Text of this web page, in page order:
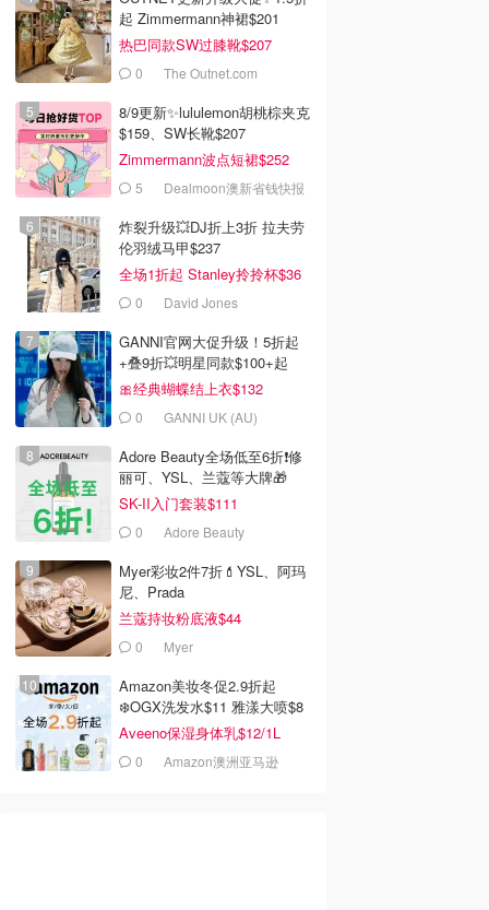
起 Zimmermann神裙$201
热巴同款SW过膝靴$207
0 The Outnet.com
8/9更新✨lululemon胡桃棕夹克
$159、SW长靴$207
Zimmermann波点短裙$252
5 Dealmoon澳新省钱快报
炸裂升级💥DJ折上3折 拉夫劳
伦羽绒马甲$237
全场1折起 Stanley拎拎杯$36
0 David Jones
GANNI官网大促升级！5折起
+叠9折💥明星同款$100+起
🎀经典蝴蝶结上衣$132
0 GANNI UK (AU)
Adore Beauty全场低至6折❗修
丽可、YSL、兰蔻等大牌🎁
SK-II入门套装$111
0 Adore Beauty
Myer彩妆2件7折💄YSL、阿玛
尼、Prada
兰蔻持妆粉底液$44
0 Myer
Amazon美妆冬促2.9折起
❄️OGX洗发水$11 雅漾大喷$8
Aveeno保湿身体乳$12/1L
0 Amazon澳洲亚马逊